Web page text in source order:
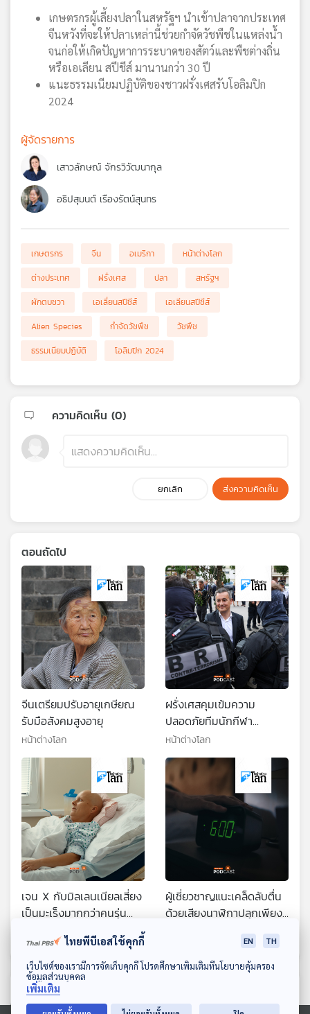
ดาวน์โหลด Thai PBS Podcast Application
เกษตรกรผู้เลี้ยงปลาในสหรัฐฯ นำเข้าปลาจากประเทศ
จีนหวังที่จะให้ปลาเหล่านี้ช่วยกำจัดวัชพืชในแหล่งน้ำ
จนก่อให้เกิดปัญหาการระบาดของสัตว์และพืชต่างถิ่น
หรือเอเลียน สปีชีส์ มานานกว่า 30 ปี
แนะธรรมเนียมปฏิบัติของชาวฝรั่งเศสรับโอลิมปิก
2024
ผู้จัดรายการ
เสาวลักษณ์ จักรวิวัฒนากุล
อธิปสุมนต์ เรืองรัตน์สุนทร
เกษตรกร จีน อเมริกา
หน้าต่างโลก
ต่างประเทศ
ฝรั่งเศส ปลา
สหรัฐฯ
ผักตบชวา
เอเลี่ยนสปีชีส์
เอเลียนสปีชีส์
Alien Species
กำจัดวัชพืช
วัชพืช
ธรรมเนียมปฏิบัติ
โอลิมปิก 2024
ความคิดเห็น (0)
ยกเลิก ส่งความคิดเห็น
ตอนถัดไป
จีนเตรียมปรับอายุเกษียณ
รับมือสังคมสูงอายุ
หน้าต่างโลก
ฝรั่งเศสคุมเข้มความ
ปลอดภัยทีมนักกีฬา
อิสราเอล หวั่นซ้ำรอย
"โอลิมปิก มิวนิก"
หน้าต่างโลก
เจน X กับมิลเลนเนียลเสี่ยง
เป็นมะเร็งมากกว่าคนรุ่น
หน้าต่างโลก
ผู้เชี่ยวชาญแนะเคล็ดลับตื่น
ด้วยเสียงนาฬิกาปลุกเพียง
ตอนที่เกี่ยวข้อง
ไทยพีบีเอสใช้คุกกี้ EN TH
เว็บไซต์ของเรามีการจัดเก็บคุกกี้ โปรดศึกษาเพิ่มเติมที่นโยบายคุ้มครอง
ข้อมูลส่วนบุคคล
เพิ่มเติม